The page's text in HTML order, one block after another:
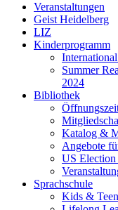
Veranstaltungen
Geist Heidelberg
LIZ
Kinderprogramm
Summer
2024
Bibliothek
Katalog &
Angebote
US
Sprachschule
Kids &